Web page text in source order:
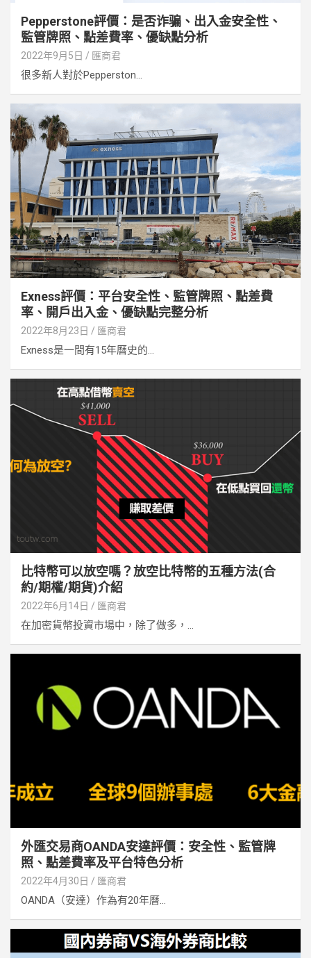
Pepperstone評價：是否诈骗、出入金安全性、
監管牌照、點差費率、優缺點分析
2022年9月5日 匯商君
很多新人對於Pepperston...
Exness評價：平台安全性、監管牌照、點差費
率、開戶出入金、優缺點完整分析
2022年8月23日 匯商君
Exness是一間有15年曆史的...
比特幣可以放空嗎？放空比特幣的五種方法(合
約/期權/期貨)介紹
2022年6月14日 匯商君
在加密貨幣投資市場中，除了做多，...
外匯交易商OANDA安達評價：安全性、監管牌
照、點差費率及平台特色分析
2022年4月30日 匯商君
OANDA（安達）作為有20年曆...